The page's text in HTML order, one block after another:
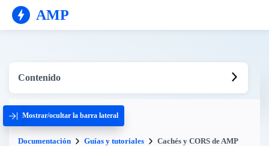
AMP
Contenido
Mostrar/ocultar la barra lateral
Documentación Guías y tutoriales Cachés y CORS de AMP